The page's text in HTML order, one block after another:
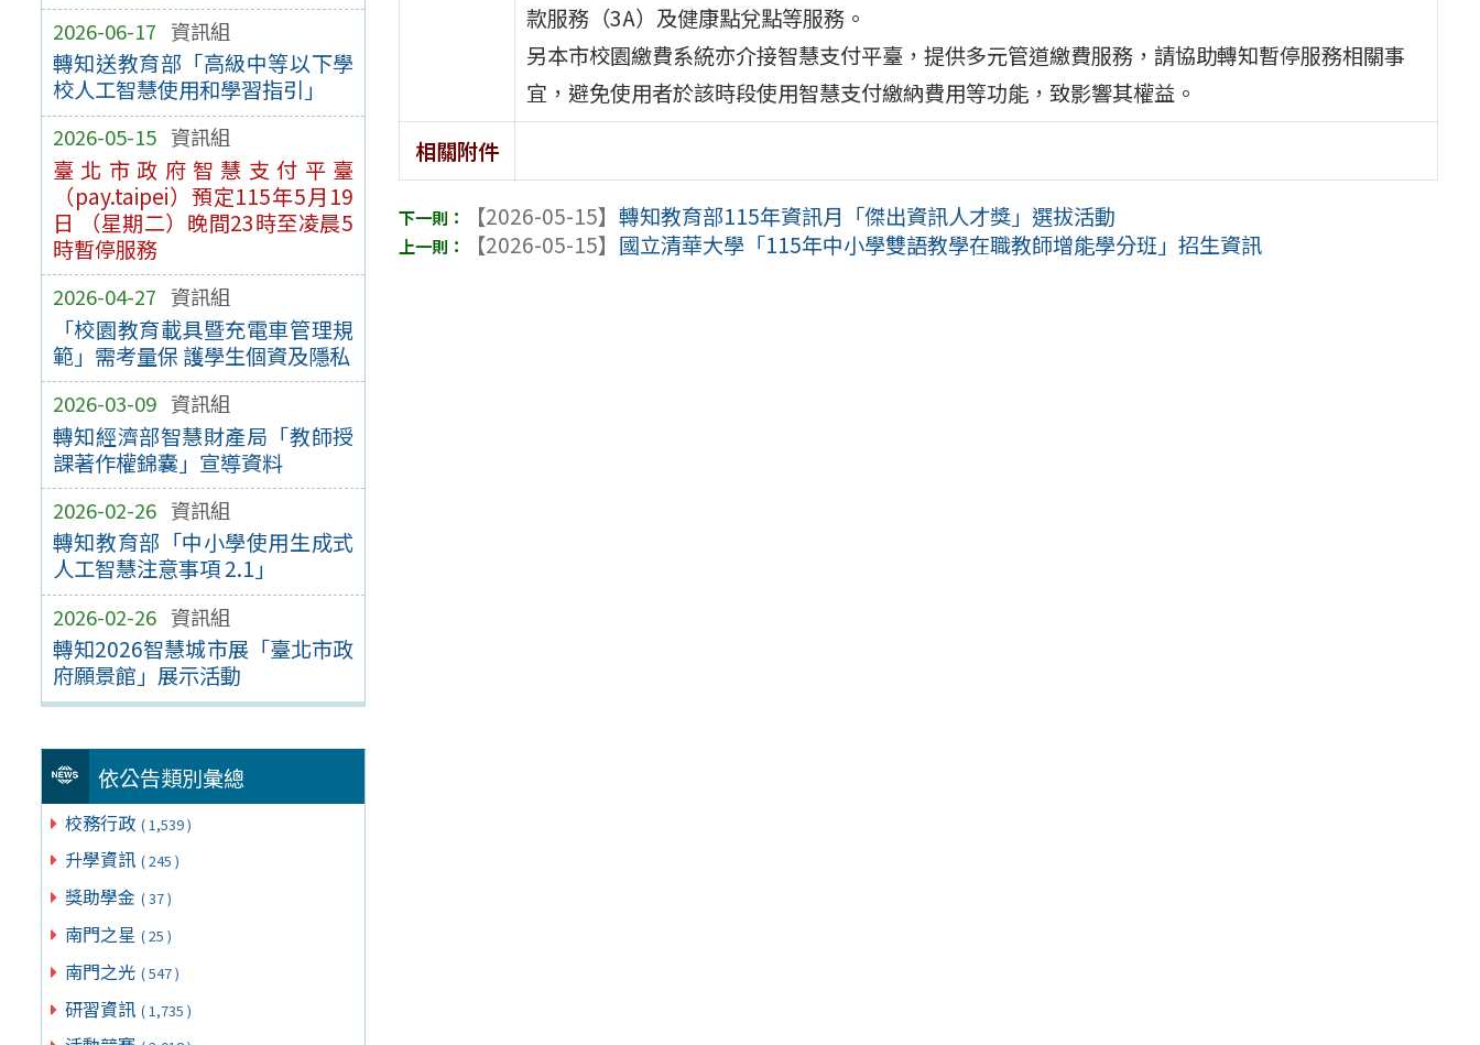
2026-06-17 資訊組
轉知送教育部「高級中等以下學
校人工智慧使用和學習指引」
2026-05-15 資訊組
臺北市政府智慧支付平臺
（pay.taipei）預定115年5月19
日 （星期二）晚間23時至凌晨5
時暫停服務
2026-04-27 資訊組
「校園教育載具暨充電車管理規
範」需考量保 護學生個資及隱私
2026-03-09 資訊組
轉知經濟部智慧財產局「教師授
課著作權錦囊」宣導資料
2026-02-26 資訊組
轉知教育部「中小學使用生成式
人工智慧注意事項 2.1」
2026-02-26 資訊組
轉知2026智慧城市展「臺北市政
府願景館」展示活動
依公告類別彙總
校務行政 ( 1,539 )
升學資訊 ( 245 )
獎助學金 ( 37 )
南門之星 ( 25 )
南門之光 ( 547 )
研習資訊 ( 1,735 )
款服務（3A）及健康點兌點等服務。
另本市校園繳費系統亦介接智慧支付平臺，提供多元管道繳費服務，請協助轉知暫停服務相關事
宜，避免使用者於該時段使用智慧支付繳納費用等功能，致影響其權益。
相關附件
【2026-05-15】轉知教育部115年資訊月「傑出資訊人才獎」選拔活動
【2026-05-15】 國立清華大學「115年中小學雙語教學在職教師增能學分班」招生資訊